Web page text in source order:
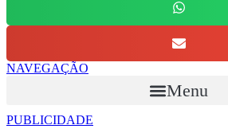
NAVEGAÇÃO
Menu
PUBLICIDADE